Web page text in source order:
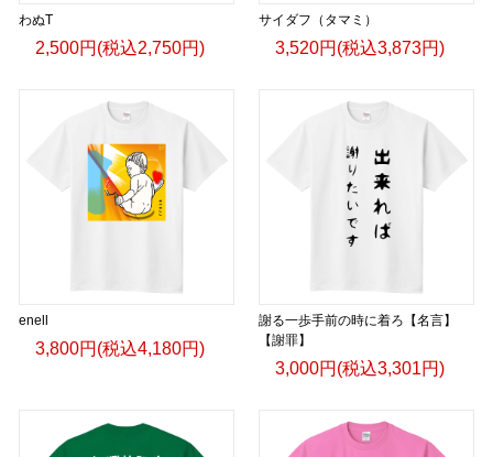
わぬT
2,500円(税込2,750円)
サイダフ（タマミ）
3,520円(税込3,873円)
enell
3,800円(税込4,180円)
謝る一歩手前の時に着ろ【名言】
【謝罪】
3,000円(税込3,301円)